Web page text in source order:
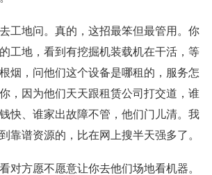
工地问。真的，这招最笨但最管用。你
工地，看到有挖掘机装载机在干活，等
烟，问他们这个设备是哪租的，服务怎
，因为他们天天跟租赁公司打交道，谁
快、谁家出故障不管，他们门儿清。我
靠谱资源的，比在网上搜半天强多了。
对方愿不愿意让你去他们场地看机器。